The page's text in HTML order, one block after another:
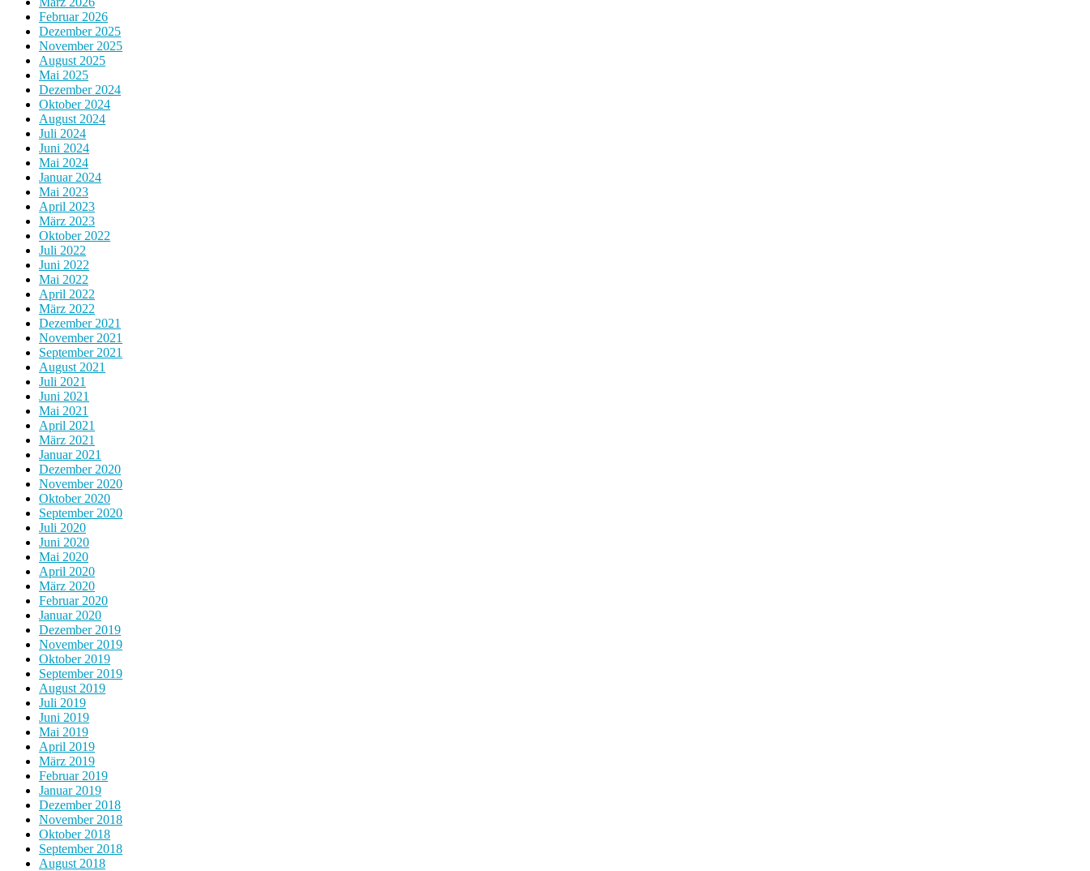
Februar 2026
Dezember 2025
November 2025
August 2025
Mai 2025
Dezember 2024
Oktober 2024
August 2024
Juli 2024
Juni 2024
Mai 2024
Januar 2024
Mai 2023
April 2023
März 2023
Oktober 2022
Juli 2022
Juni 2022
Mai 2022
April 2022
März 2022
Dezember 2021
November 2021
September 2021
August 2021
Juli 2021
Juni 2021
Mai 2021
April 2021
März 2021
Januar 2021
Dezember 2020
November 2020
Oktober 2020
September 2020
Juli 2020
Juni 2020
Mai 2020
April 2020
März 2020
Februar 2020
Januar 2020
Dezember 2019
November 2019
Oktober 2019
September 2019
August 2019
Juli 2019
Juni 2019
Mai 2019
April 2019
März 2019
Februar 2019
Januar 2019
Dezember 2018
November 2018
Oktober 2018
September 2018
August 2018